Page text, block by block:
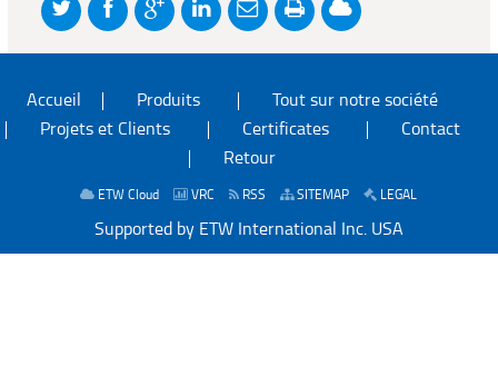
Accueil Produits
Tout sur notre société
Projets et Clients
Certificates
Contact
Retour
ETW Cloud VRC RSS SITEMAP LEGAL
Supported by ETW International Inc. USA